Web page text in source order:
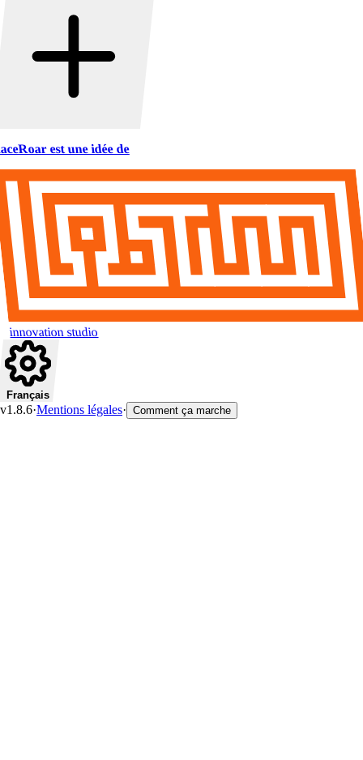
est une idée de
innovation studio
Français
v1.8.6·Mentions légales· Comment ça marche